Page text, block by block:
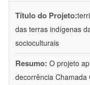
Título do Projeto:
das terras indígenas
socioculturais
Resumo: O projeto
decorrência Chamada